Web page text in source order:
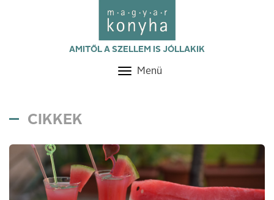
AMITŐL A SZELLEM IS JÓLLAKIK
Toggle
Menü
CIKKEK